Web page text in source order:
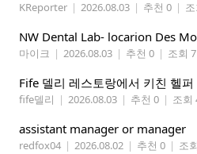
KReporter | 2026.08.03 | 추천 0 |
NW Dental Lab- locarion Des
마이크 | 2026.08.03 | 추천 0 | 조회
Fife 델리 레스토랑에서 키친 헬
fife델리 | 2026.08.03 | 추천 0 | 조회
assistant manager or manager
redfox04 | 2026.08.02 | 추천 0 | 조